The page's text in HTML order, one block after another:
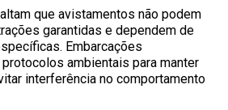
que avistamentos não podem
garantidas e dependem de
Embarcações
ambientais para manter
interferência no comportamento